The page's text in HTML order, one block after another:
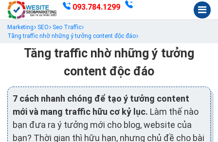
093.784.1299
Marketing SEO
Seo Traffic
Tăng traffic nhờ những ý tưởng content độc đáo
Tăng traffic nhờ những ý tưởng
content độc đáo
7 cách nhanh chóng để tạo ý tưởng content
mới và mang traffic hữu cơ kỷ lục. Làm thế nào
bạn đưa ra ý tưởng mới cho blog, website của
bạn? Thời gian thì hữu hạn, nhưng chủ đề cho bài